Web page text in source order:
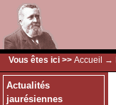
Vous êtes ici >> Accueil →
Actualités
jaurésiennes